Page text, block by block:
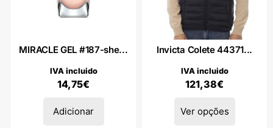
MIRACLE GEL #187-she...
14,75€
IVA incluido
Adicionar
Invicta Colete 44371...
121,38€
IVA incluido
Ver opções